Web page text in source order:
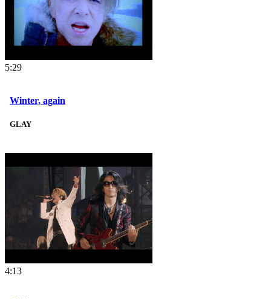
5:29
Winter, again
GLAY
4:13